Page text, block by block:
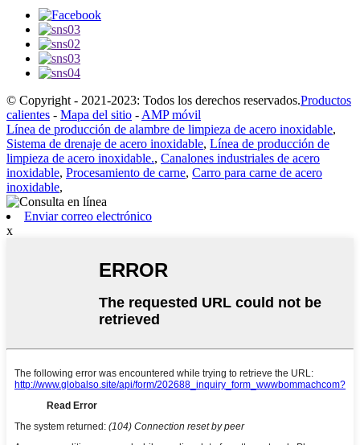
© Copyright - 2021-2023: Todos los derechos reservados.Productos
calientes - Mapa del sitio - AMP móvil
Línea de producción de alambre de limpieza de acero inoxidable,
Sistema de drenaje de acero inoxidable, Línea de producción de
limpieza de acero inoxidable., Canalones industriales de acero
inoxidable, Procesamiento de carne, Carro para carne de acero
inoxidable,
Enviar correo electrónico
x